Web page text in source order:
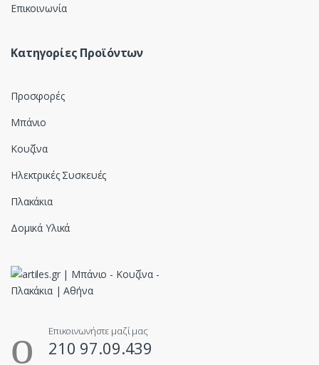
Επικοινωνία
Κατηγορίες Προϊόντων
Προσφορές
Μπάνιο
Κουζίνα
Ηλεκτρικές Συσκευές
Πλακάκια
Δομικά Υλικά
Επικοινωνήστε μαζί μας
210 97.09.439